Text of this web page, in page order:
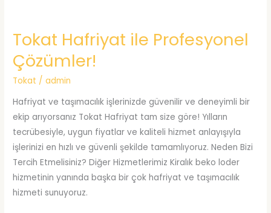
Tokat Hafriyat ile Profesyonel
Çözümler!
Tokat /admin
Hafriyat ve taşımacılık işlerinizde güvenilir ve deneyimli bir
ekip arıyorsanız Tokat Hafriyat tam size göre! Yılların
tecrübesiyle, uygun fiyatlar ve kaliteli hizmet anlayışıyla
işlerinizi en hızlı ve güvenli şekilde tamamlıyoruz. Neden Bizi
Tercih Etmelisiniz? Diğer Hizmetlerimiz Kiralık beko loder
hizmetinin yanında başka bir çok hafriyat ve taşımacılık
hizmeti sunuyoruz.